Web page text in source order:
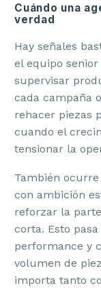
Cuándo una
verdad
Hay señales
el equipo
supervisar
cada campaña
rehacer piezas
cuando el
tensionar la
También
con ambición
reforzar la
corta. Esto
performance y
volumen de
importa tanto